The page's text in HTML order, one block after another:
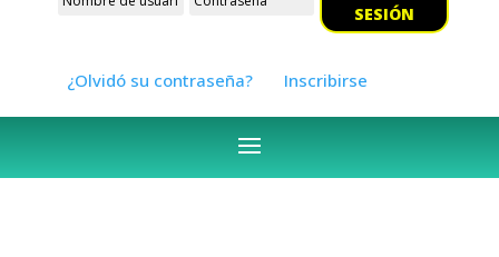
SESIÓN
¿Olvidó su contraseña? Inscribirse